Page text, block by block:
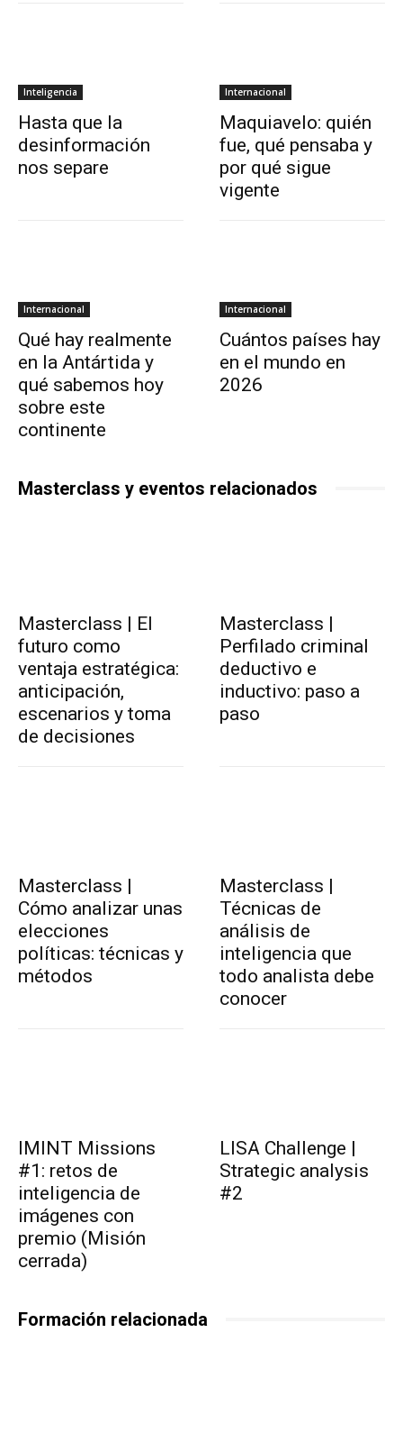
Inteligencia
Hasta que la
desinformación
nos separe
Internacional
Maquiavelo: quién
fue, qué pensaba y
por qué sigue
vigente
Internacional
Qué hay realmente
en la Antártida y
qué sabemos hoy
sobre este
continente
Internacional
Cuántos países hay
en el mundo en
2026
Masterclass y eventos relacionados
Masterclass | El
futuro como
ventaja estratégica:
anticipación,
escenarios y toma
de decisiones
Masterclass |
Perfilado criminal
deductivo e
inductivo: paso a
paso
Masterclass |
Cómo analizar unas
elecciones
políticas: técnicas y
métodos
Masterclass |
Técnicas de
análisis de
inteligencia que
todo analista debe
conocer
IMINT Missions
#1: retos de
inteligencia de
imágenes con
premio (Misión
cerrada)
LISA Challenge |
Strategic analysis
#2
Formación relacionada